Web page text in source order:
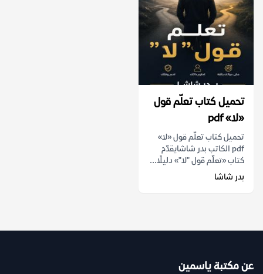
تحميل كتاب تعلّم قول
«لا» pdf
تحميل كتاب تعلّم قول «لا»
pdf الكاتب بدر شاشايقدّم
كتاب «تعلّم قول "لا"» دليلًا...
بدر شاشا
عن مكتبة ياسمين